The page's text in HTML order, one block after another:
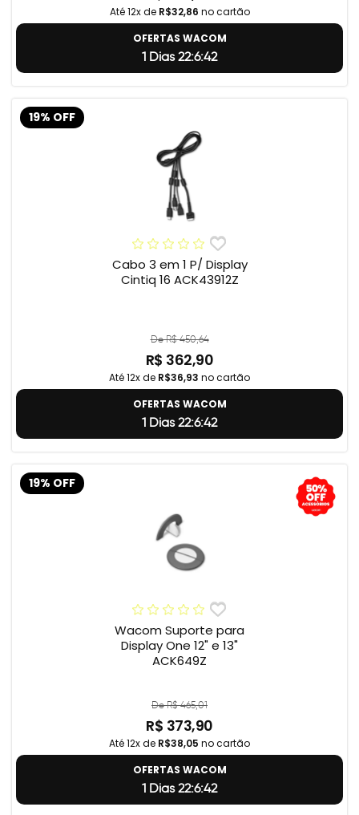
Até 12x de R$32,86 no cartão
OFERTAS WACOM
1 Dias 22:6:41
19% OFF
Cabo 3 em 1 P/ Display
Cintiq 16 ACK43912Z
De R$ 450,64
R$ 362,90
Até 12x de R$36,93 no cartão
OFERTAS WACOM
1 Dias 22:6:41
19% OFF
Wacom Suporte para
Display One 12" e 13"
ACK649Z
De R$ 465,01
R$ 373,90
Até 12x de R$38,05 no cartão
OFERTAS WACOM
1 Dias 22:6:41